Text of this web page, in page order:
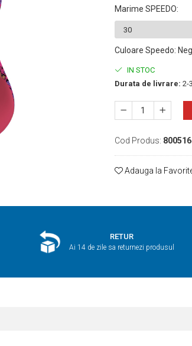
Marime SPEEDO:
Culoare Speedo:
IN STOC
Durata de livrare: 2-
Cod Produs:
Adauga la
RETUR
Ai 14 de zile sa returnezi produsul